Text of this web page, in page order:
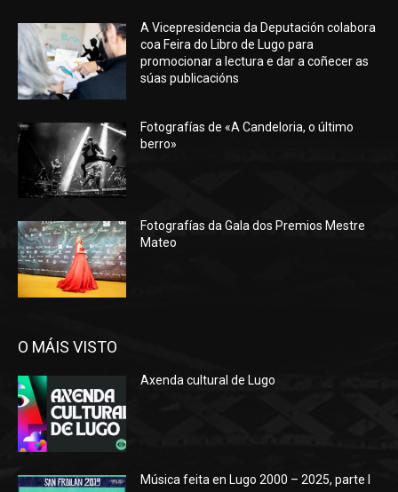
A Vicepresidencia da Deputación colabora
coa Feira do Libro de Lugo para
promocionar a lectura e dar a coñecer as
súas publicacións
Fotografías de «A Candeloria, o último
berro»
Fotografías da Gala dos Premios Mestre
Mateo
O MÁIS VISTO
Axenda cultural de Lugo
Música feita en Lugo 2000 – 2025, parte I